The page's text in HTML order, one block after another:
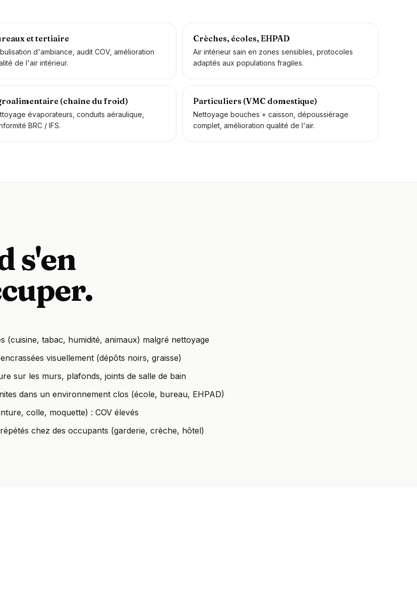
et tertiaire
d'ambiance, audit COV, amélioration
de l'air intérieur.
Crèches, écoles, EHPAD
Air intérieur sain en zones sensibles, protocoles
adaptés aux populations fragiles.
(chaîne du froid)
évaporateurs, conduits aéraulique,
BRC / IFS.
Particuliers (VMC domestique)
Nettoyage bouches + caisson, dépoussiérage
complet, amélioration qualité de l'air.
s'en
(cuisine, tabac, humidité, animaux) malgré nettoyage
visuellement (dépôts noirs, graisse)
sur les murs, plafonds, joints de salle de bain
dans un environnement clos (école, bureau, EHPAD)
colle, moquette) : COV élevés
chez des occupants (garderie, crèche, hôtel)